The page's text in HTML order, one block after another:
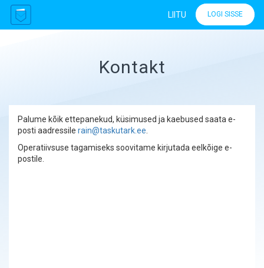
LOGI SISSE
LIITU
Kontakt
Palume kõik ettepanekud, küsimused ja kaebused saata e-
posti aadressile rain@taskutark.ee
Operatiivsuse tagamiseks soovitame kirjutada eelkõige e-
postile.